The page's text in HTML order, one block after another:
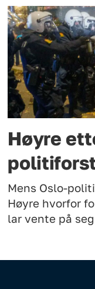
Høyre
Mens Oslo-
Høyre hvorfor
lar vente på